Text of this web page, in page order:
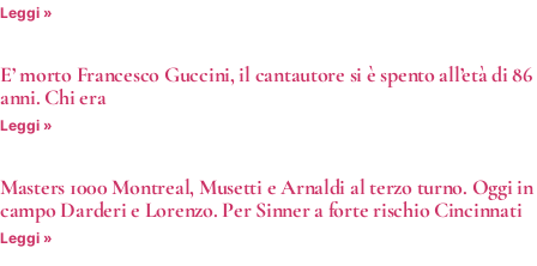
Leggi »
E’ morto Francesco Guccini, il cantautore si è spento all’età di 86
anni. Chi era
Leggi »
Masters 1000 Montreal, Musetti e Arnaldi al terzo turno. Oggi in
campo Darderi e Lorenzo. Per Sinner a forte rischio Cincinnati
Leggi »